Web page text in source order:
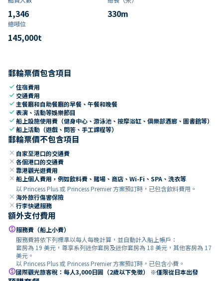
1,346 330m
總噸位
145,000t
郵輪票價包含項目
check住宿費用
check 交通費用
check 主餐廳和自助餐廳的早餐、午餐和晚餐
check表演、活動等娛樂節目
check船上設施使用費（健身中心、游泳池、按摩浴缸、俱樂部酒廊、圖書館等）
check船上活動（遊戲、問答、手工課程等）
郵輪票價不包含項目
close 自家至港口的交通費
close 各個港口的交通費
close 靠港觀光遊費用
close 船上個人費用，例如飲料費、賭場、商店、Wi-Fi、SPA、洗衣等
以 Princess Plus 或 Princess Premier 方案預訂時，已包含飲料費用。
close 海外旅行傷害保險
close 行李快遞服務
額外支付費用
paid服務費（船上小費）
服務費將依下列標準以每人每晚計算，並自動計入船上帳戶：
套房為 19 美元，尊享系列迷你套房及迷你套房為 18 美元，其他客房為 17
美元。
以 Princess Plus 或 Princess Premier 方案預訂時，已包含小費。
paid國際觀光旅客稅：每人3,000日圓（2歲以下免徵） ※僅限從日本出發